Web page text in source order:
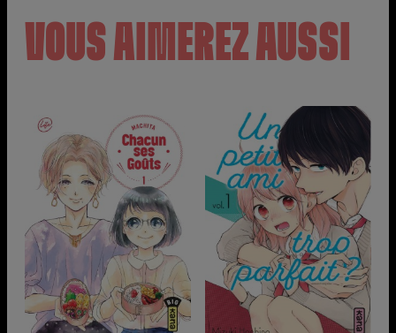
VOUS AIMEREZ AUSSI